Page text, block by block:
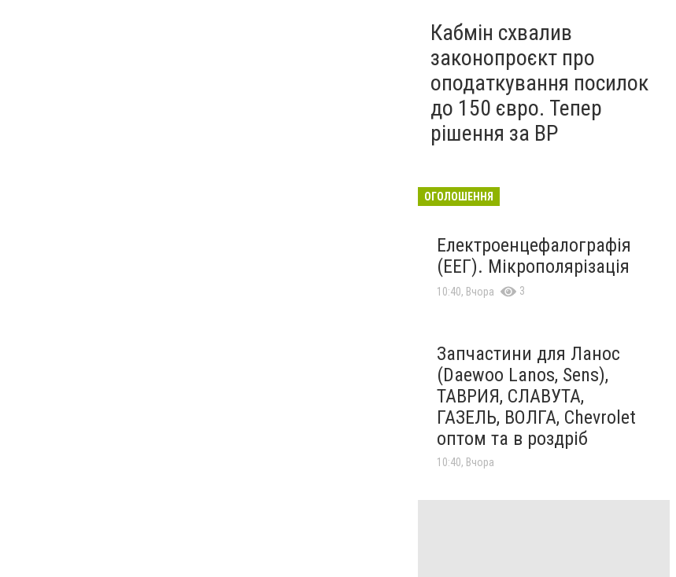
Кабмін схвалив
законопроєкт про
оподаткування посилок
до 150 євро. Тепер
рішення за ВР
ОГОЛОШЕННЯ
Електроенцефалографія
(ЕЕГ). Мікрополярізація
10:40, Вчора 3
Запчастини для Ланос
(Daewoo Lanos, Sens),
ТАВРИЯ, СЛАВУТА,
ГАЗЕЛЬ, ВОЛГА, Chevrolet
оптом та в роздріб
10:40, Вчора